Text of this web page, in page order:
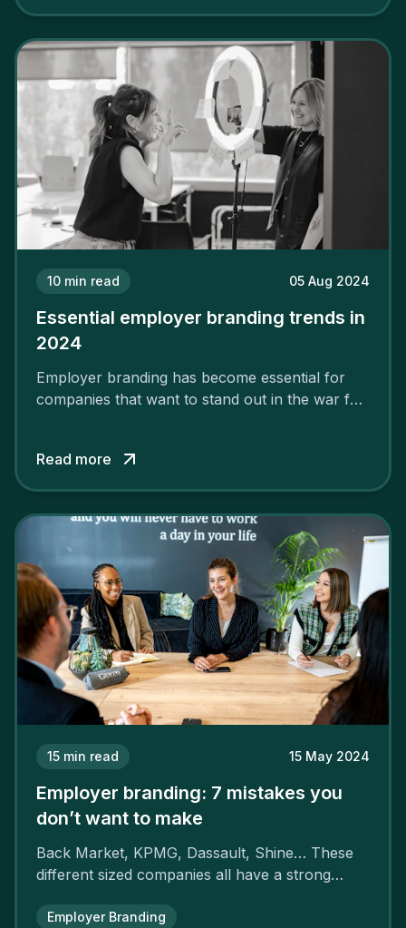
cannot simply wave a magic wand for it to be
10 min read 05 Aug 2024
Essential employer branding trends in
2024
Employer branding has become essential for
companies that want to stand out in the war for
attract the best profiles.
Read more
15 min read 15 May 2024
Employer branding: 7 mistakes you
don’t want to make
Back Market, KPMG, Dassault, Shine… These
different sized companies all have a strong
attractiveness and loyalty and makes their
Employer Branding